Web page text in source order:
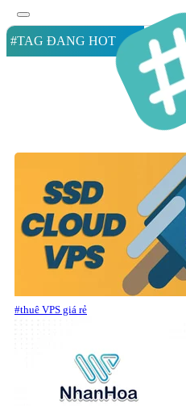
#TAG ĐANG HOT
#thuê VPS giá rẻ